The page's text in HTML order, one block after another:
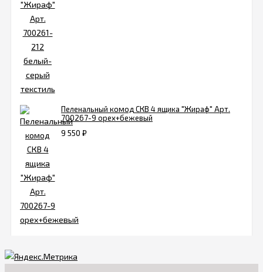
Пеленальный комод СКВ 4 ящика "Жираф" Арт.
700267-9 орех+бежевый
9 550 ₽